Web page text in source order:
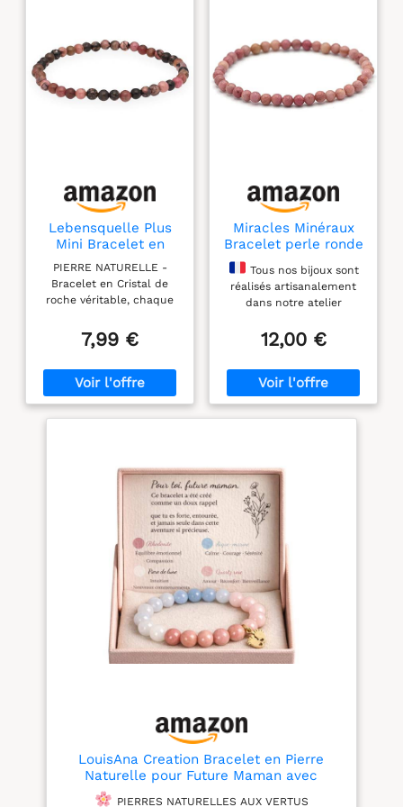
Lebensquelle Plus
Mini Bracelet en
Perles 4-5 mm
(Rhodonite) 19 cm
PIERRE NATURELLE -
Bracelet en Cristal de
roche véritable, chaque
couleur et sa forme
ÉLASTIQUE ET
bracelet extensible
s'adapte facilement à
PREMIUM - Pierres
sélectionnées avec soin
CARTE DE PIERRE EN
ANGLAIS - Chaque
bracelet est livré avec
une carte d'information
sur la pierre en anglais
7,99 €
Miracles Minéraux
Bracelet perle ronde
4 mm fin et discret,
pierre naturelle,
création artisanale
française, plus de
4 mm)
Tous nos bijoux sont
réalisés artisanalement
dans notre atelier
région Parisienne. Ainsi
nous contrôlons au plus
près la qualité de chaque
pièce au sortie de notre
atelier.
Chaque bijou
vous est livré prêt à offrir:
un pochette en organza +
une fascicule sur les
vertus des pierres
bracelets de la marque
Miracles Minéraux sont
composés de pierres de
qualité, sélectionnée avec
soins par notre équipe
auprès des artisans du
monde entier, dans le
soucis du respect de
l'environnement et de
commerce équitable.
extensible et très
"cristal" qui ne s'effiloche
pas avec le temps.
Chaque pierre est unique,
12,00 €
LouisAna Creation Bracelet en Pierre
Naturelle pour Future Maman avec
Breloque Pied de Bébé Dorée, Rhodonite
PIERRES NATURELLES AUX VERTUS